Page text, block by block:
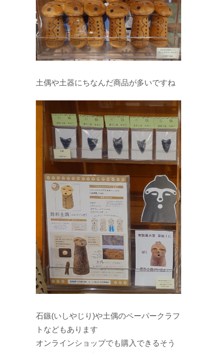
土偶や土器にちなんだ商品が多いですね
石鏃(いしやじり)や土偶のペーパークラフ
トなどもあります
オンラインショップでも購入できるそう